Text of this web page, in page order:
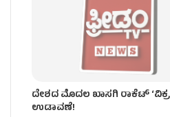
ಜಮ್ಮು-ಕಾಶ್ಮೀರದಲ್ಲಿ
ದೇಶದ ಮೊದಲ ಖಾಸಗಿ ರಾಕೆಟ್
ಉಡಾವಣೆ!